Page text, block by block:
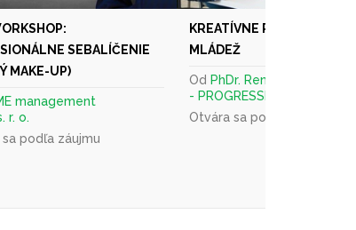
SEBALÍČENIE
MAKE-UP)
management
r. o.
podľa záujmu
KREATÍVNE PÍSANIE PRE
MLÁDEŽ
Od PhDr. Renáta Názlerová
- PROGRESSIVNE.SK
Otvára sa podľa záujmu